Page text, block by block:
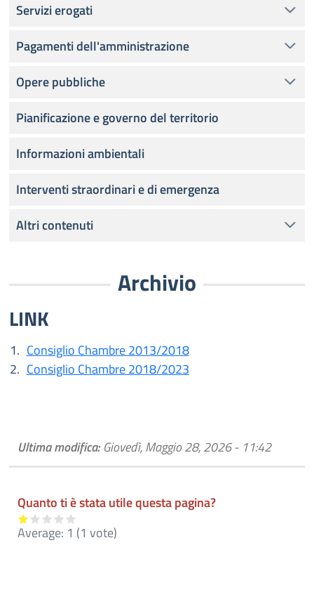
Archivio
LINK
Consiglio Chambre 2013/2018
Consiglio Chambre 2018/2023
Ultima modifica: Giovedì, Maggio 28, 2026 - 11:42
Quanto ti è stata utile questa pagina?
Average: 1 (1 vote)
Servizi erogati
Pagamenti dell'amministrazione
Opere pubbliche
Pianificazione e governo del territorio
Informazioni ambientali
Interventi straordinari e di emergenza
Altri contenuti